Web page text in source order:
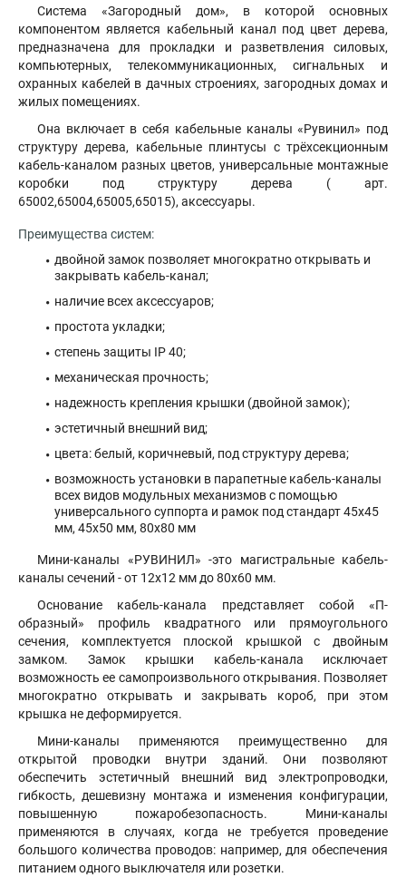
Система «Загородный дом», в которой основных
компонентом является кабельный канал под цвет дерева,
предназначена для прокладки и разветвления силовых,
компьютерных, телекоммуникационных, сигнальных и
охранных кабелей в дачных строениях, загородных домах и
жилых помещениях.
Она включает в себя кабельные каналы «Рувинил» под
структуру дерева, кабельные плинтусы с трёхсекционным
кабель-каналом разных цветов, универсальные монтажные
коробки под структуру дерева ( арт.
65002,65004,65005,65015), аксессуары.
Преимущества систем:
двойной замок позволяет многократно открывать и
закрывать кабель-канал;
наличие всех аксессуаров;
простота укладки;
степень защиты IP 40;
механическая прочность;
надежность крепления крышки (двойной замок);
эстетичный внешний вид;
цвета: белый, коричневый, под структуру дерева;
возможность установки в парапетные кабель-каналы
всех видов модульных механизмов с помощью
универсального суппорта и рамок под стандарт 45х45
мм, 45х50 мм, 80х80 мм
Мини-каналы «РУВИНИЛ» -это магистральные кабель-
каналы сечений - от 12х12 мм до 80х60 мм.
Основание кабель-канала представляет собой «П-
образный» профиль квадратного или прямоугольного
сечения, комплектуется плоской крышкой с двойным
замком. Замок крышки кабель-канала исключает
возможность ее самопроизвольного открывания. Позволяет
многократно открывать и закрывать короб, при этом
крышка не деформируется.
Мини-каналы применяются преимущественно для
открытой проводки внутри зданий. Они позволяют
обеспечить эстетичный внешний вид электропроводки,
гибкость, дешевизну монтажа и изменения конфигурации,
повышенную пожаробезопасность. Мини-каналы
применяются в случаях, когда не требуется проведение
большого количества проводов: например, для обеспечения
питанием одного выключателя или розетки.